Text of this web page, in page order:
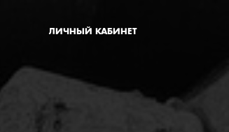
ЛИЧНЫЙ КАБИНЕТ